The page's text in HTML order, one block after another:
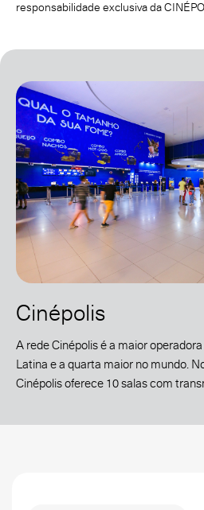
responsabilidade exclusiva da
Cinépolis
A rede Cinépolis é a maior
Latina e a quarta maior no mundo.
Cinépolis oferece 10 salas com